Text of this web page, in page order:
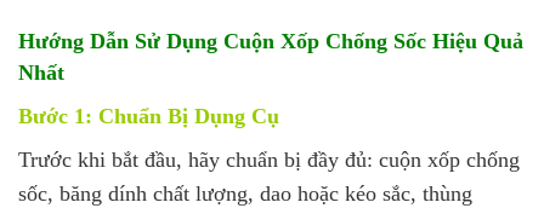
Hướng Dẫn Sử Dụng Cuộn Xốp Chống Sốc Hiệu Quả
Nhất
Bước 1: Chuẩn Bị Dụng Cụ
Trước khi bắt đầu, hãy chuẩn bị đầy đủ: cuộn xốp chống
sốc, băng dính chất lượng, dao hoặc kéo sắc, thùng